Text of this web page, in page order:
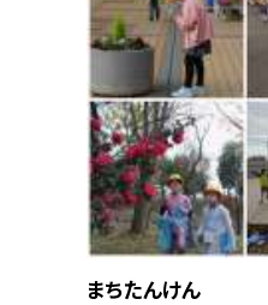
まちたんけん